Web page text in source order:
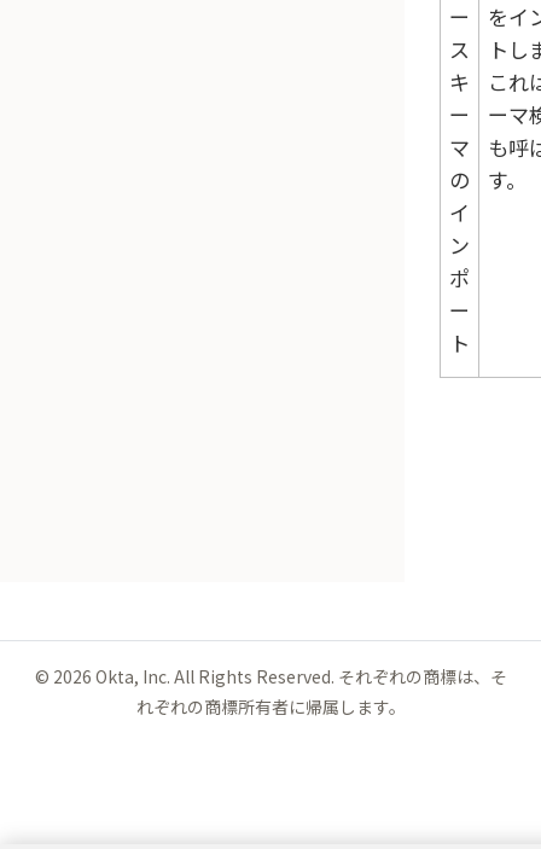
ー
ス
キ
ー
マ
の
イ
ン
ポ
ー
ト
をイ
トし
これ
ーマ
も呼
す。
© 2026 Okta, Inc. All Rights Reserved. それぞれの商標は、そ
れぞれの商標所有者に帰属します。